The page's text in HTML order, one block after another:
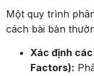
Một quy trình
cách bài bản
Xác định
Factors):